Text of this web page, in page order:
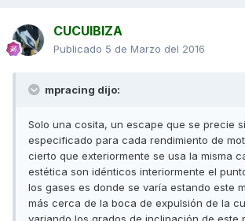
CUCUIBIZA
Publicado 5 de Marzo del 2016
mpracing dijo:
Solo una cosita, un escape que se precie
especificado para cada rendimiento de
cierto que exteriormente se usa la misma
estética son idénticos interiormente el
los gases es donde se varía estando este
más cerca de la boca de expulsión de la